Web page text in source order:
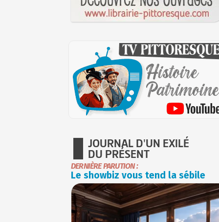
JOURNAL D'UN EXILÉ
DU PRÉSENT
DERNIÈRE PARUTION :
Le showbiz vous tend la sébile